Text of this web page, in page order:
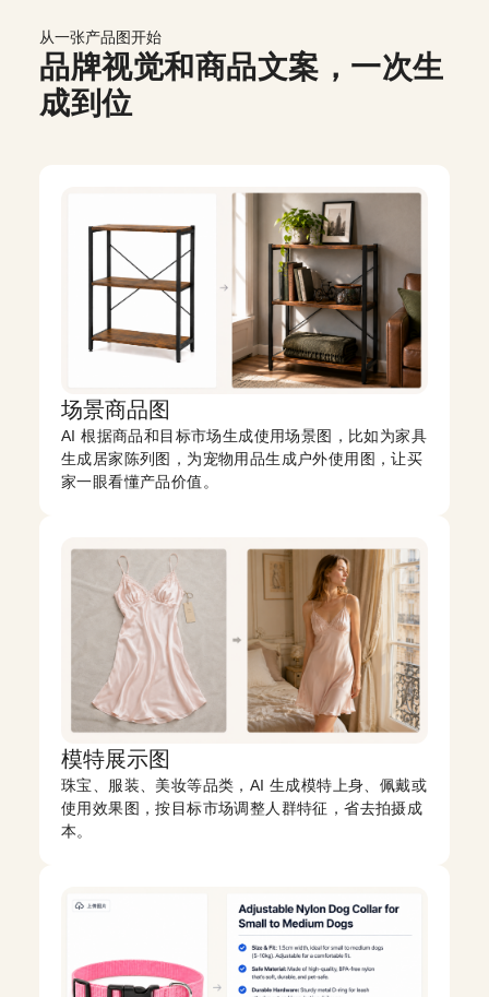
从一张产品图开始
品牌视觉和商品文案，一次生
成到位
场景商品图
AI 根据商品和目标市场生成使用场景图，比如为家具
生成居家陈列图，为宠物用品生成户外使用图，让买
家一眼看懂产品价值。
模特展示图
珠宝、服装、美妆等品类，AI 生成模特上身、佩戴或
使用效果图，按目标市场调整人群特征，省去拍摄成
本。